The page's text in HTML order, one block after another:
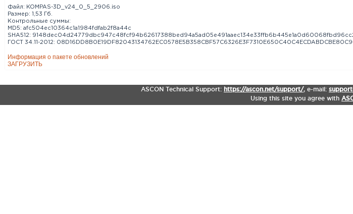
Файл: KOMPAS-3D_v24_0_5_2906.iso
Размер: 1,53 Гб.
Контрольные суммы:
MD5: afc504ec10364c1a1984fdfab2f8a44c
SHA512:
ГОСТ 34.11-2012:
Информация о пакете обновлений
ЗАГРУЗИТЬ
ASCON Technical Support: https://ascon.net/support/, e-mail:
Using this site you agree with